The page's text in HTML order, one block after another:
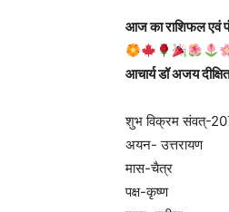
आज का राशिफल एवं
आचार्य डॉ अजय दीक्षित
शुभ विक्रम संवत्-
अयन- उत्तरायण
मास-चैत्र
पक्ष-कृष्ण